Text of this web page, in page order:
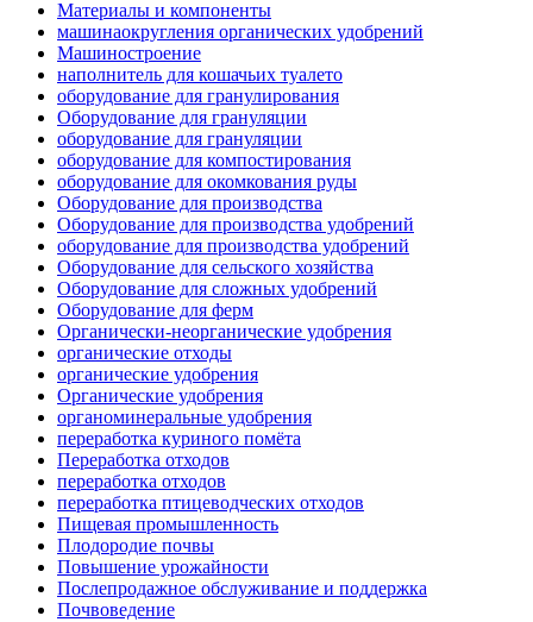
Материалы и компоненты
машинаокругления органических удобрений
Машиностроение
наполнитель для кошачьих туалето
оборудование для гранулирования
Оборудование для грануляции
оборудование для грануляции
оборудование для компостирования
оборудование для окомкования руды
Оборудование для производства
Оборудование для производства удобрений
оборудование для производства удобрений
Оборудование для сельского хозяйства
Оборудование для сложных удобрений
Оборудование для ферм
Органически-неорганические удобрения
органические отходы
органические удобрения
Органические удобрения
органоминеральные удобрения
переработка куриного помёта
Переработка отходов
переработка отходов
переработка птицеводческих отходов
Пищевая промышленность
Плодородие почвы
Повышение урожайности
Послепродажное обслуживание и поддержка
Почвоведение